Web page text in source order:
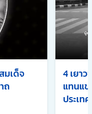
มเด็จ
ถ
4 เยา
แทนแข่
ประเท